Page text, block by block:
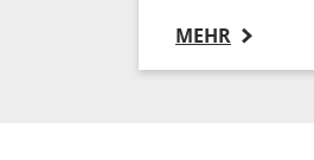
MEHR